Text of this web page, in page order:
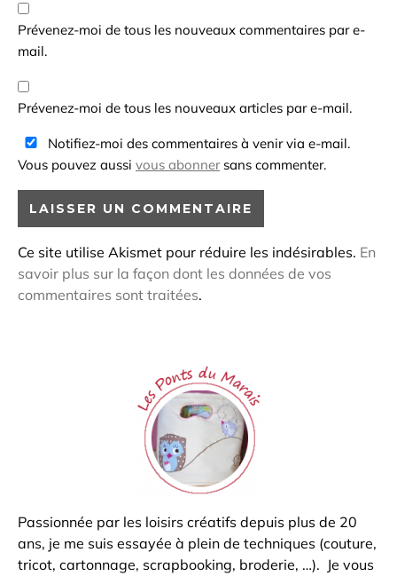
Prévenez-moi de tous les nouveaux commentaires par e-
mail.
Prévenez-moi de tous les nouveaux articles par e-mail.
Notifiez-moi des commentaires à venir via e-mail.
Vous pouvez aussi vous abonnersans commenter.
Ce site utilise Akismet pour réduire les indésirables. En
savoir plus sur la façon dont les données de vos
commentaires sont traitées.
Passionnée par les loisirs créatifs depuis plus de 20
ans, je me suis essayée à plein de techniques (couture,
tricot, cartonnage, scrapbooking, broderie, …). Je vous